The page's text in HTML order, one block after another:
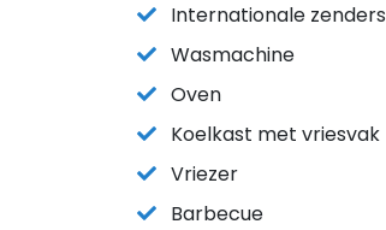
Internationale zenders
Wasmachine
Oven
Koelkast met vriesvak
Vriezer
Barbecue